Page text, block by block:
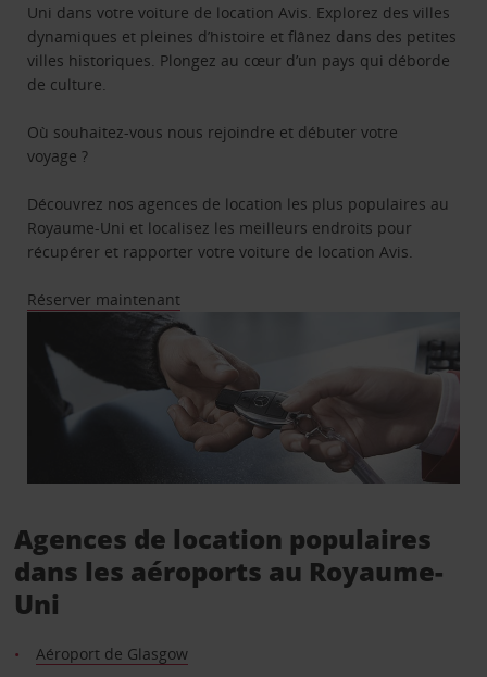
Uni dans votre voiture de location Avis. Explorez des villes
dynamiques et pleines d’histoire et flânez dans des petites
villes historiques. Plongez au cœur d’un pays qui déborde
de culture.
Où souhaitez-vous nous rejoindre et débuter votre
voyage ?
Découvrez nos agences de location les plus populaires au
Royaume-Uni et localisez les meilleurs endroits pour
récupérer et rapporter votre voiture de location Avis.
Réserver maintenant
Agences de location populaires
dans les aéroports au Royaume-
Uni
Aéroport de Glasgow